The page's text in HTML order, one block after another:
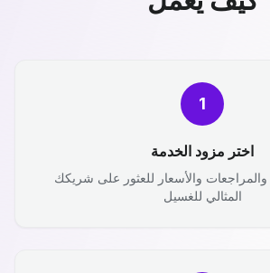
1
اختر مزود الخدمة
والمراجعات والأسعار للعثور على شريكك
المثالي للغسيل